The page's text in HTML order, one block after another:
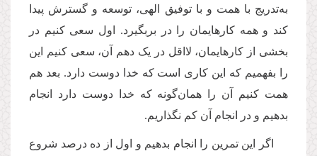
به‌تدریج با همت و با توفیق الهی، توسعه و گسترش پیدا
کند و همه کارهایمان را در بربگیرد. اول سعی کنیم در
بخشی از کارهایمان، لااقل در یک دهم آن، سعی کنیم این
را بفهمیم که این کاری است که خدا دوست دارد. بعد هم
همت کنیم آن را همان‌گونه که خدا دوست دارد انجام
بدهیم و در انجام آن کم نگذاریم.
اگر این تمرین را انجام بدهیم و اول از ده درصد شروع